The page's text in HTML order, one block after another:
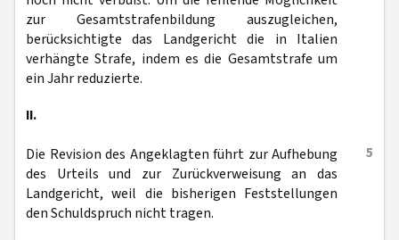
zur Gesamtstrafenbildung auszugleichen,
berücksichtigte das Landgericht die in Italien
verhängte Strafe, indem es die Gesamtstrafe um
ein Jahr reduzierte.
II.
5
Die Revision des Angeklagten führt zur Aufhebung
des Urteils und zur Zurückverweisung an das
Landgericht, weil die bisherigen Feststellungen
den Schuldspruch nicht tragen.